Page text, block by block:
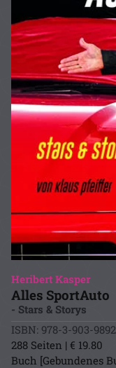
Heribert Kasper
Alles SportAuto
- Stars & Storys
ISBN: 978-3-903-
288 Seiten | € 19.80
Buch [Gebundenes